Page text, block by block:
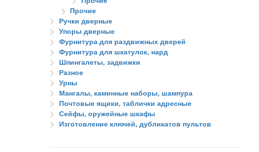
Прочие
Ручки дверные
Упоры дверные
Фурнитура для раздвижных дверей
Фурнитура для шкатулок, нард
Шпингалеты, задвижки
Разное
Урны
Мангалы, каминные наборы, шампура
Почтовые ящики, таблички адресные
Сейфы, оружейные шкафы
Изготовление ключей, дубликатов пультов